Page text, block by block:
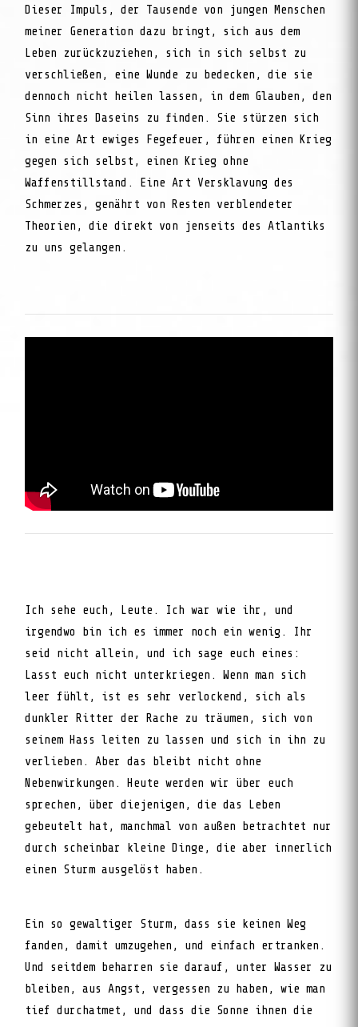
Dieser Impuls, der Tausende von jungen Menschen
meiner Generation dazu bringt, sich aus dem
Leben zurückzuziehen, sich in sich selbst zu
verschließen, eine Wunde zu bedecken, die sie
dennoch nicht heilen lassen, in dem Glauben, den
Sinn ihres Daseins zu finden. Sie stürzen sich
in eine Art ewiges Fegefeuer, führen einen Krieg
gegen sich selbst, einen Krieg ohne
Waffenstillstand. Eine Art Versklavung des
Schmerzes, genährt von Resten verblendeter
Theorien, die direkt von jenseits des Atlantiks
zu uns gelangen.
Ich sehe euch, Leute. Ich war wie ihr, und
irgendwo bin ich es immer noch ein wenig. Ihr
seid nicht allein, und ich sage euch eines:
Lasst euch nicht unterkriegen. Wenn man sich
leer fühlt, ist es sehr verlockend, sich als
dunkler Ritter der Rache zu träumen, sich von
seinem Hass leiten zu lassen und sich in ihn zu
verlieben. Aber das bleibt nicht ohne
Nebenwirkungen. Heute werden wir über euch
sprechen, über diejenigen, die das Leben
gebeutelt hat, manchmal von außen betrachtet nur
durch scheinbar kleine Dinge, die aber innerlich
einen Sturm ausgelöst haben.
Ein so gewaltiger Sturm, dass sie keinen Weg
fanden, damit umzugehen, und einfach ertranken.
Und seitdem beharren sie darauf, unter Wasser zu
bleiben, aus Angst, vergessen zu haben, wie man
tief durchatmet, und dass die Sonne ihnen die